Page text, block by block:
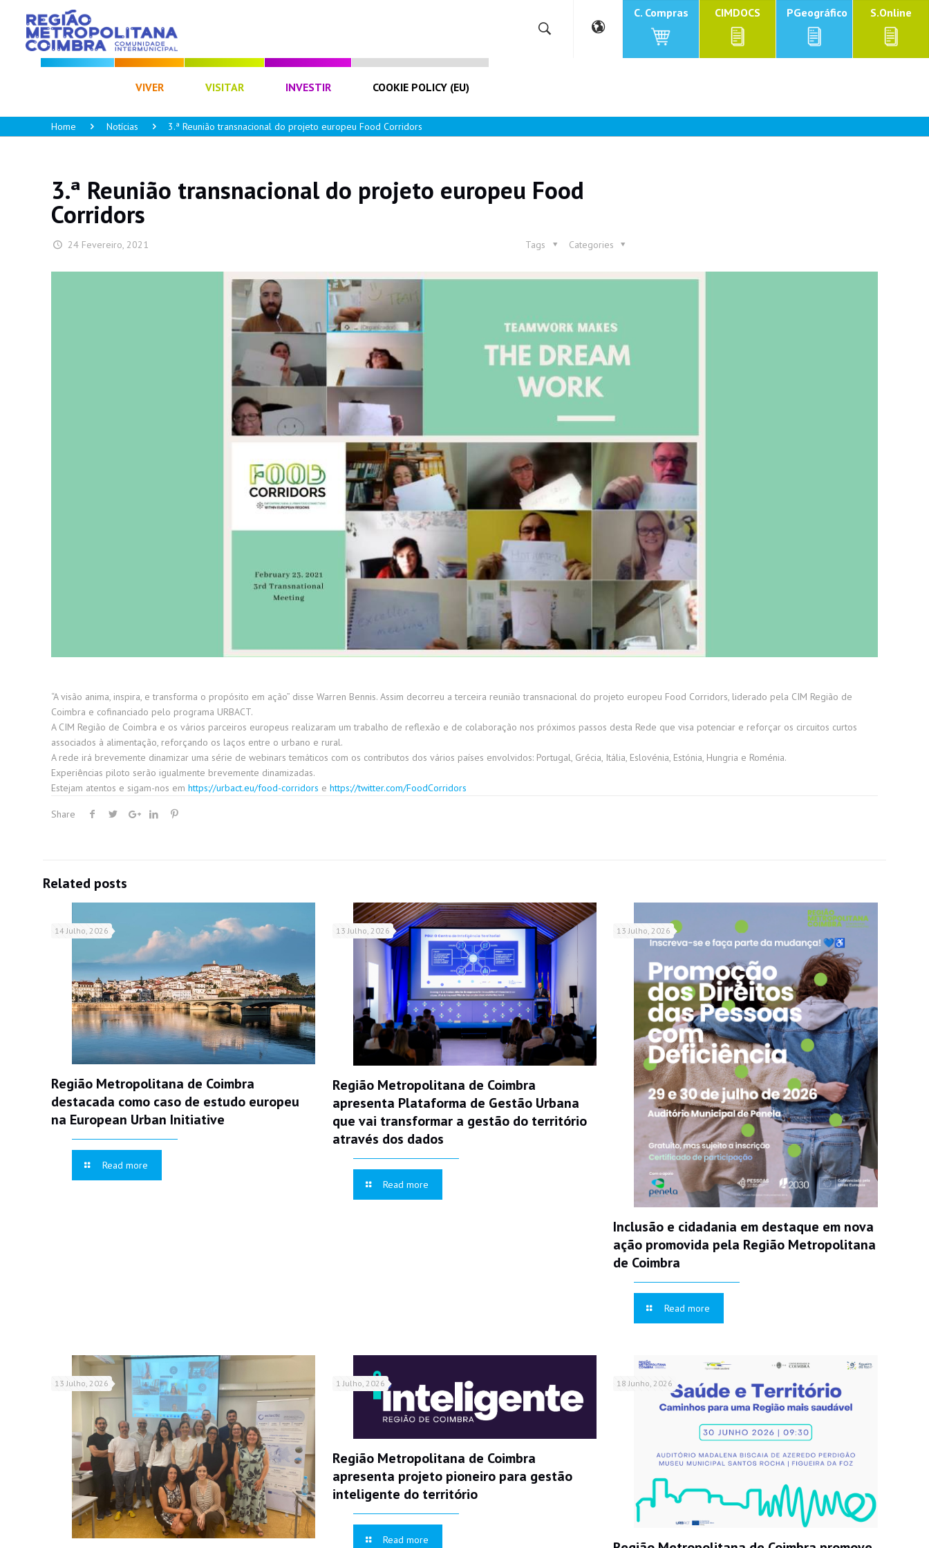
VIVER VISITAR INVESTIR COOKIE POLICY (EU)
C. Compras CIMDOCS PGeográfico S.Online
Home Notícias 3.ª Reunião transnacional do projeto europeu Food Corridors
3.ª Reunião transnacional do projeto europeu Food
Corridors
24 Fevereiro, 2021 Categories
Tags
“A visão anima, inspira, e transforma o propósito em ação” disse Warren Bennis. Assim decorreu a terceira reunião transnacional do projeto europeu Food Corridors, liderado pela CIM Região de
Coimbra e cofinanciado pelo programa URBACT.
A CIM Região de Coimbra e os vários parceiros europeus realizaram um trabalho de reflexão e de colaboração nos próximos passos desta Rede que visa potenciar e reforçar os circuitos curtos
associados à alimentação, reforçando os laços entre o urbano e rural.
A rede irá brevemente dinamizar uma série de webinars temáticos com os contributos dos vários países envolvidos: Portugal, Grécia, Itália, Eslovénia, Estónia, Hungria e Roménia.
Experiências piloto serão igualmente brevemente dinamizadas.
Estejam atentos e sigam-nos emhttps://urbact.eu/food-corridors ehttps://twitter.com/FoodCorridors
Share
Related posts
14 Julho, 2026
Região Metropolitana de Coimbra
destacada como caso de estudo europeu
na European Urban Initiative
Read more
13 Julho, 2026
Região Metropolitana de Coimbra
apresenta Plataforma de Gestão Urbana
que vai transformar a gestão do território
através dos dados
Read more
13 Julho, 2026
Inclusão e cidadania em destaque em nova
ação promovida pela Região Metropolitana
de Coimbra
Read more
13 Julho, 2026 1 Julho, 2026
Região Metropolitana de Coimbra
apresenta projeto pioneiro para gestão
inteligente do território
Read more
18 Junho, 2026